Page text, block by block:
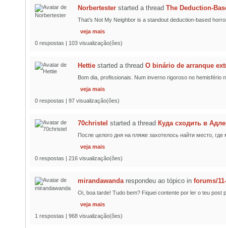
Norbertester started a thread The Deduction-
That’s Not My Neighbor is a standout deduction-based
veja mais
0 respostas | 103 visualização(ões)
Hettie started a thread O binário de arranque
Bom dia, profissionais. Num inverno rigoroso no hemisfério
veja mais
0 respostas | 97 visualização(ões)
70christel started a thread Куда сходить в
После целого дня на пляже захотелось найти место,
veja mais
0 respostas | 216 visualização(ões)
mirandawandarespondeu ao tópico in forums/
Oi, boa tarde! Tudo bem? Fiquei contente por ler o teu post
veja mais
1 respostas | 968 visualização(ões)